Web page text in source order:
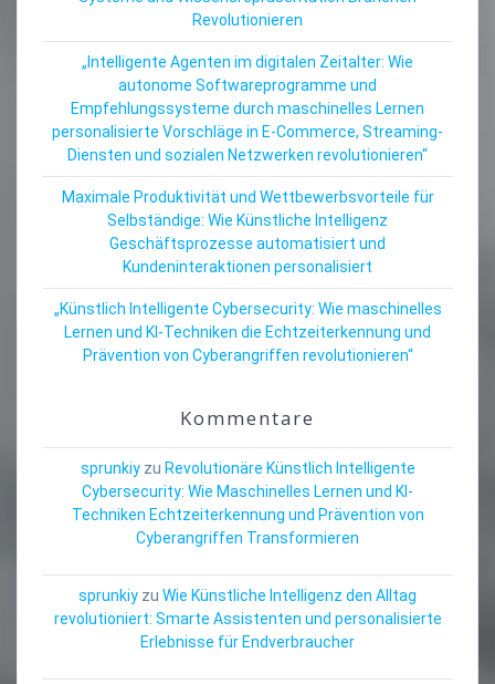
Revolutionieren
„Intelligente Agenten im digitalen Zeitalter: Wie
autonome Softwareprogramme und
Empfehlungssysteme durch maschinelles Lernen
personalisierte Vorschläge in E-Commerce, Streaming-
Diensten und sozialen Netzwerken revolutionieren“
Maximale Produktivität und Wettbewerbsvorteile für
Selbständige: Wie Künstliche Intelligenz
Geschäftsprozesse automatisiert und
Kundeninteraktionen personalisiert
„Künstlich Intelligente Cybersecurity: Wie maschinelles
Lernen und KI-Techniken die Echtzeiterkennung und
Prävention von Cyberangriffen revolutionieren“
Kommentare
sprunkiyzu Revolutionäre Künstlich Intelligente
Cybersecurity: Wie Maschinelles Lernen und KI-
Techniken Echtzeiterkennung und Prävention von
Cyberangriffen Transformieren
sprunkiy zu Wie Künstliche Intelligenz den Alltag
revolutioniert: Smarte Assistenten und personalisierte
Erlebnisse für Endverbraucher